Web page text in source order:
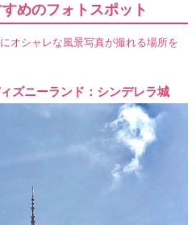
めのフォトスポット
オシャレな風景写真が撮れる場所を
ズニーランド：シンデレラ城